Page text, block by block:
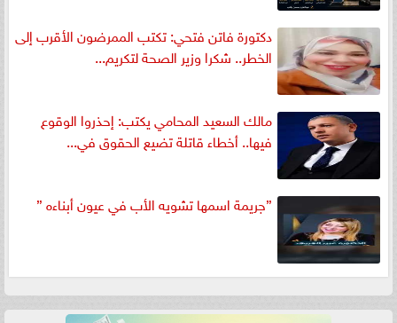
دكتورة فاتن فتحي: تكتب الممرضون الأقرب إلى
الخطر.. شكرا وزير الصحة لتكريم...
مالك السعيد المحامي يكتب: إحذروا الوقوع
فيها.. أخطاء قاتلة تضيع الحقوق في...
”جريمة اسمها تشويه الأب في عيون أبناءه ”